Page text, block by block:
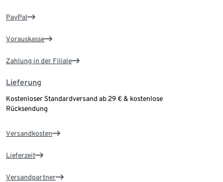
PayPal
Vorauskasse
Zahlung in der Filiale
Lieferung
Kostenloser Standardversand ab 29 € & kostenlose
Rücksendung
Versandkosten
Lieferzeit
Versandpartner